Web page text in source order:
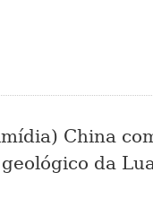
China
da